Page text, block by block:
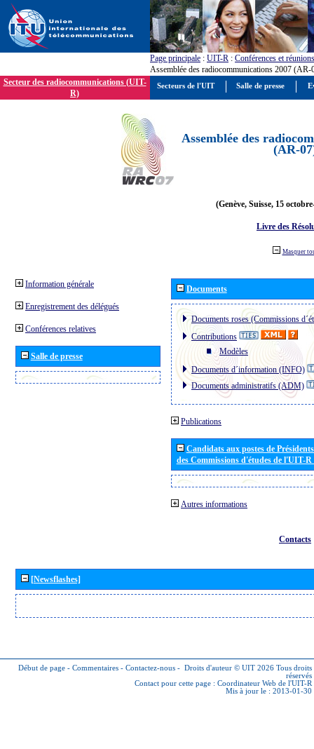
Page principale : UIT-R : Conférences et réunions
Assemblée des radiocommunications 2007 (AR-
Secteur des radiocommunications (UIT-
R)
Assemblée des
(AR-
(Genève, Suisse, 15
Livre des
Masquer
Information générale
Enregistrement des délégués
Conférences relatives
Salle de presse
Documents
Documents roses (Commissions
Contributions
Modèles
Documents d´information (INFO)
Documents administratifs (ADM)
Publications
Candidats aux postes de
des Commissions d'études de l'UIT-
Autres informations
Contacts
[Newsflashes]
Début de page - Commentaires - Contactez-nous - Droits d'auteur © UIT 2026 Tous droits
réservés
Contact pour cette page : Coordinateur Web de l'UIT-R
Mis à jour le : 2013-01-30
Secteurs de l'UIT Salle de presse